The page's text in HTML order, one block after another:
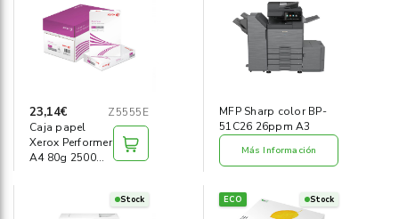
23,14€
Z5555E
Caja papel
Xerox Performer
A4 80g 2500
MFP Sharp color BP-
51C26 26ppm A3
Más Información
Stock ECO Stock